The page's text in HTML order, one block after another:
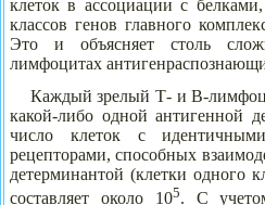
клеток в ассоциации с
классов генов главного
Это и объясняет столь
лимфоцитах
Каждый зрелый Т- и В-
какой-либо одной антигенной
число клеток с идентичными
рецепторами, способных
детерминантой (клетки одного
составляет около 105. С